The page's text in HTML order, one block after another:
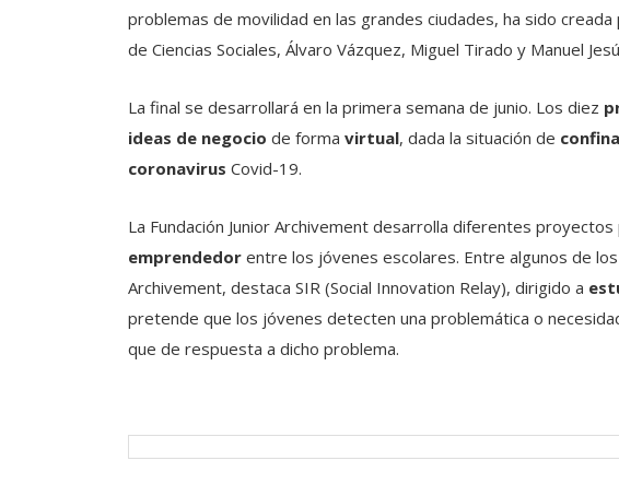
problemas de movilidad en las grandes ciudades, ha sido
de Ciencias Sociales, Álvaro Vázquez, Miguel Tirado y Manuel
La final se desarrollará en la primera semana de junio. Los diez
ideas de negocio de forma virtual, dada la situación de
coronavirus Covid-19.
La Fundación Junior Archivement desarrolla diferentes
emprendedor entre los jóvenes escolares. Entre algunos de
Archivement, destaca SIR (Social Innovation Relay), dirigido a
pretende que los jóvenes detecten una problemática o
que de respuesta a dicho problema.